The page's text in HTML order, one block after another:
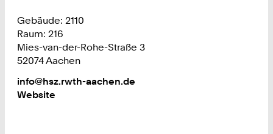
Gebäude: 2110
Raum: 216
Mies-van-der-Rohe-Straße 3
52074 Aachen
Work
info@hsz.rwth-aachen.de
Website